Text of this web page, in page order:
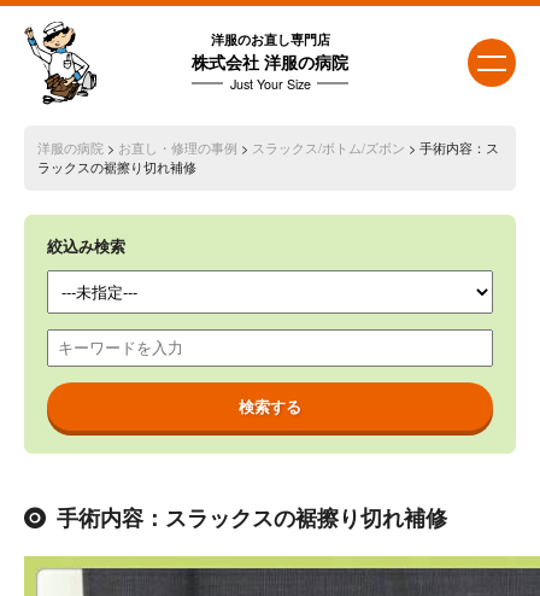
洋服のお直し専門店
株式会社 洋服の病院
Just Your Size
洋服の病院 > お直し・修理の事例 > スラックス/ボトム/ズボン > 手術内容：ス
ラックスの裾擦り切れ補修
絞込み検索
手術内容：スラックスの裾擦り切れ補修